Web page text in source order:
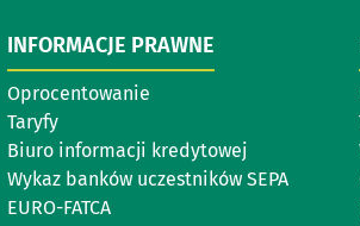
INFORMACJE PRAWNE
Oprocentowanie
Taryfy
Biuro informacji kredytowej
Wykaz banków uczestników SEPA
EURO-FATCA